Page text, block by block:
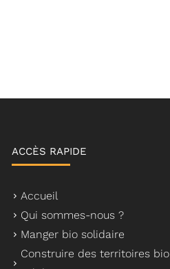
ACCÈS RAPIDE
Accueil
Qui sommes-nous ?
Manger bio solidaire
Construire des territoires bio